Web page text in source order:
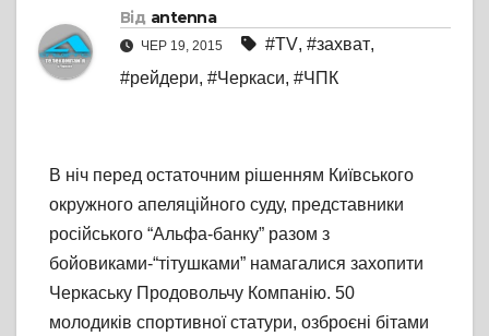
Від antenna
ЧЕР 19, 2015 #TV, #захват,
#рейдери, #Черкаси, #ЧПК
В ніч перед остаточним рішенням Київського
окружного апеляційного суду, представники
російського “Альфа-банку” разом з
бойовиками-“тітушками” намагалися захопити
Черкаську Продовольчу Компанію. 50
молодиків спортивної статури, озброєні бітами